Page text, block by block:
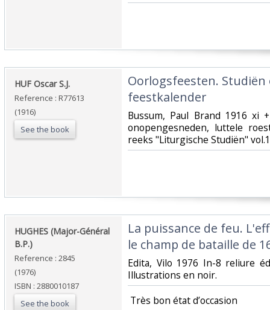
‎HUF Oscar S.J.‎
Reference : R77613
(1916)
See the book
‎Oorlogsfeesten.
feestkalender‎
‎Bussum, Paul Brand 1916 xi
onopengesneden, luttele
reeks "Liturgische Studiën"
‎HUGHES (Major-Général
B.P.)‎
Reference : 2845
(1976)
ISBN : 2880010187
See the book
‎La puissance de feu.
le champ de bataille de
‎Edita, Vilo 1976 In-8 reliure
Illustrations en noir.‎
‎ Très bon état d’occasion ‎